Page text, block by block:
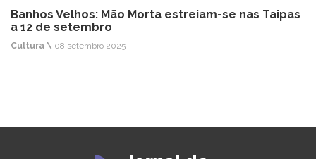
Banhos Velhos: Mão Morta estreiam-se nas Taipas
a 12 de setembro
Cultura \ 08 setembro 2025